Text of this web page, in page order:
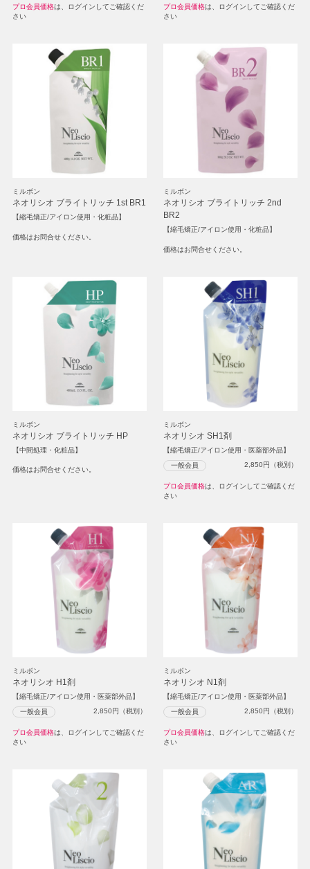
プロ会員価格は、ログインしてご確認くだ
さい
プロ会員価格は、ログインしてご確認くだ
さい
ミルボン
ネオリシオ ブライトリッチ 1st BR1
【縮毛矯正/アイロン使用・化粧品】
価格はお問合せください。
ミルボン
ネオリシオ ブライトリッチ 2nd
BR2
【縮毛矯正/アイロン使用・化粧品】
価格はお問合せください。
ミルボン
ネオリシオ ブライトリッチ HP
【中間処理・化粧品】
価格はお問合せください。
ミルボン
ネオリシオ SH1剤
【縮毛矯正/アイロン使用・医薬部外品】
一般会員 2,850円（税別）
プロ会員価格は、ログインしてご確認くだ
さい
ミルボン
ネオリシオ H1剤
【縮毛矯正/アイロン使用・医薬部外品】
一般会員 2,850円（税別）
プロ会員価格は、ログインしてご確認くだ
さい
ミルボン
ネオリシオ N1剤
【縮毛矯正/アイロン使用・医薬部外品】
一般会員 2,850円（税別）
プロ会員価格は、ログインしてご確認くだ
さい